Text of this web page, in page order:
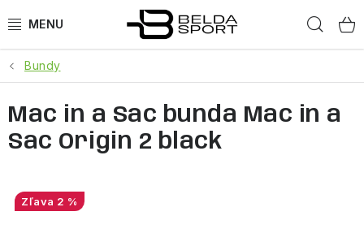
na
ŠPORTY
BEH
GOLDBERGH
Bundy
Mac in a Sac bunda Mac in a
Sac Origin 2 black
2 %